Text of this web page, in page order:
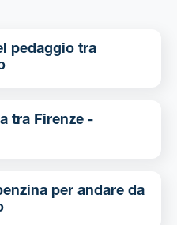
pedaggio tra
-
per andare da